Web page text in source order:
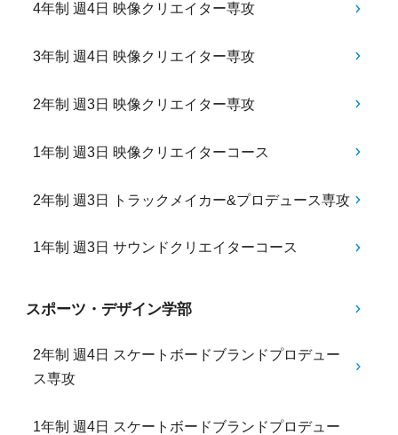
4年制 週4日 映像クリエイター専攻
3年制 週4日 映像クリエイター専攻
2年制 週3日 映像クリエイター専攻
1年制 週3日 映像クリエイターコース
2年制 週3日 トラックメイカー&プロデュース専攻
1年制 週3日 サウンドクリエイターコース
スポーツ・デザイン学部
2年制 週4日 スケートボードブランドプロデュー
ス専攻
1年制 週4日 スケートボードブランドプロデュー